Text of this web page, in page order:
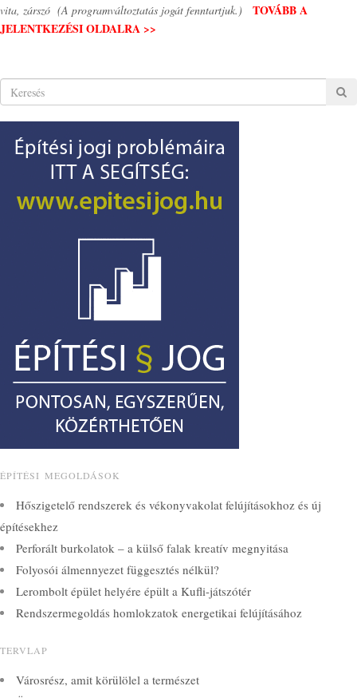
vita, zárszó (A programváltoztatás jogát fenntartjuk.)
TOVÁBB A
JELENTKEZÉSI OLDALRA >>
ÉPÍTÉSI MEGOLDÁSOK
Hőszigetelő rendszerek és vékonyvakolat felújításokhoz és új
építésekhez
Perforált burkolatok – a külső falak kreatív megnyitása
Folyosói álmennyezet függesztés nélkül?
Lerombolt épület helyére épült a Kufli-játszótér
Rendszermegoldás homlokzatok energetikai felújításához
TERVLAP
Városrész, amit körülölel a természet